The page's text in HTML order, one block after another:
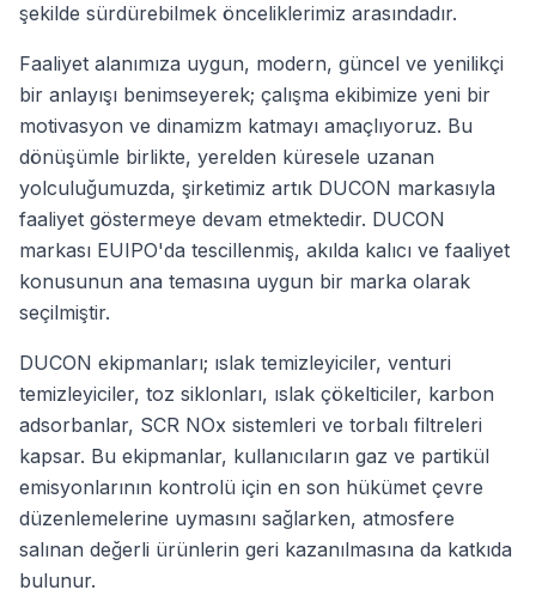
şekilde sürdürebilmek önceliklerimiz arasındadır.
Faaliyet alanımıza uygun, modern, güncel ve yenilikçi
bir anlayışı benimseyerek; çalışma ekibimize yeni bir
motivasyon ve dinamizm katmayı amaçlıyoruz. Bu
dönüşümle birlikte, yerelden küresele uzanan
yolculuğumuzda, şirketimiz artık DUCON markasıyla
faaliyet göstermeye devam etmektedir. DUCON
markası EUIPO'da tescillenmiş, akılda kalıcı ve faaliyet
konusunun ana temasına uygun bir marka olarak
seçilmiştir.
DUCON ekipmanları; ıslak temizleyiciler, venturi
temizleyiciler, toz siklonları, ıslak çökelticiler, karbon
adsorbanlar, SCR NOx sistemleri ve torbalı filtreleri
kapsar. Bu ekipmanlar, kullanıcıların gaz ve partikül
emisyonlarının kontrolü için en son hükümet çevre
düzenlemelerine uymasını sağlarken, atmosfere
salınan değerli ürünlerin geri kazanılmasına da katkıda
bulunur.